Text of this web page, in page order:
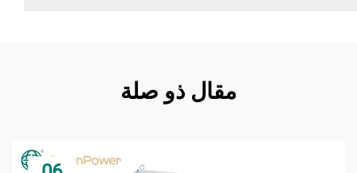
مقال ذو صلة